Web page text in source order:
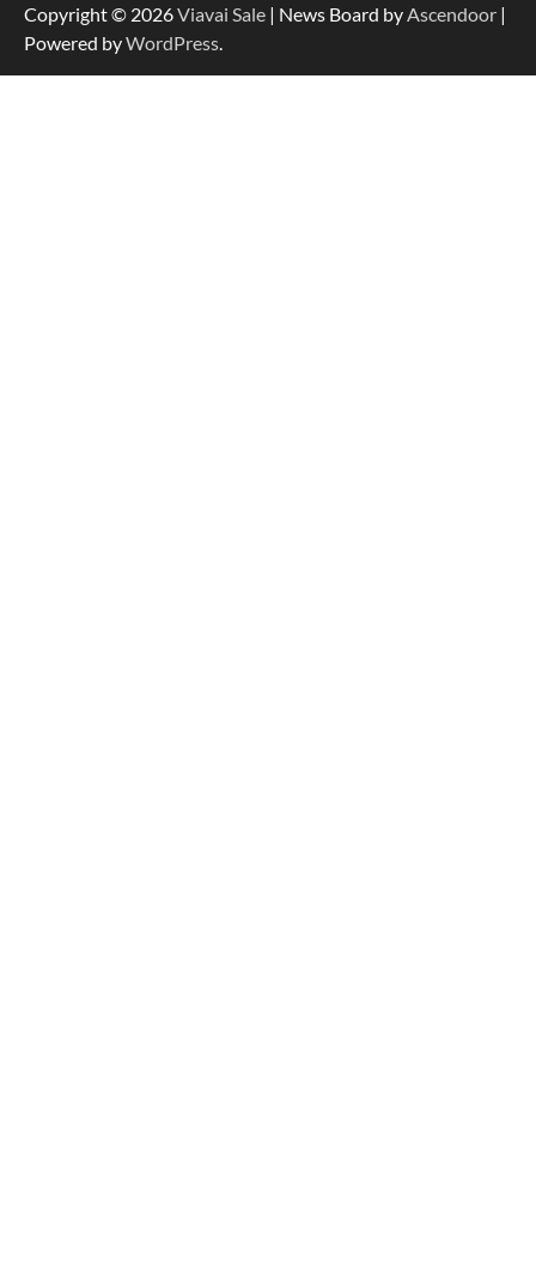
Copyright © 2026Viavai Sale | News Board by Ascendoor |
Powered byWordPress